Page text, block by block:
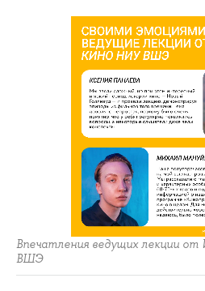
Впечатления ведущих лекции
ВШЭ